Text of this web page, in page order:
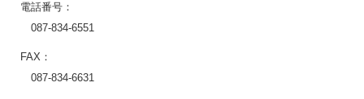
電話番号：
087-834-6551
FAX：
087-834-6631